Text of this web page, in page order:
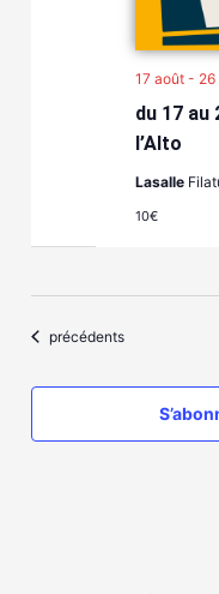
du 17 au
l’Alto
17 août- 26
Lasalle
10€
Évènements
précédents